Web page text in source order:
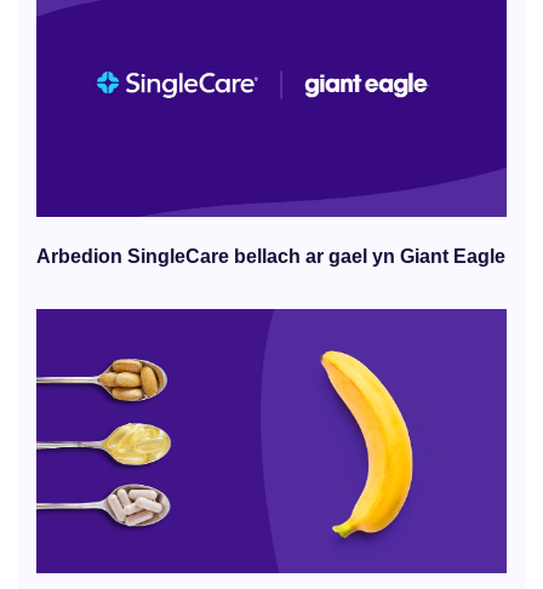
Arbedion SingleCare bellach ar gael yn Giant Eagle